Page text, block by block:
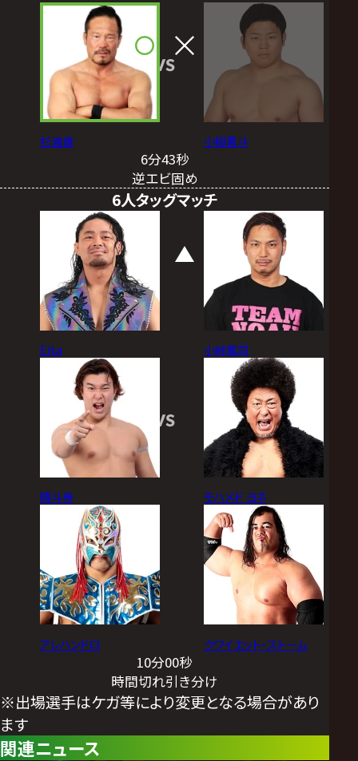
杉浦貴
VS
小柳勇斗
6分43秒
逆エビ固め
6人タッグマッチ
Eita
晴斗希
アレハンドロ
VS
小峠篤司
モハメド ヨネ
クワイエット・ストーム
10分00秒
時間切れ引き分け
※出場選手はケガ等により変更となる場合があり
ます
関連ニュース